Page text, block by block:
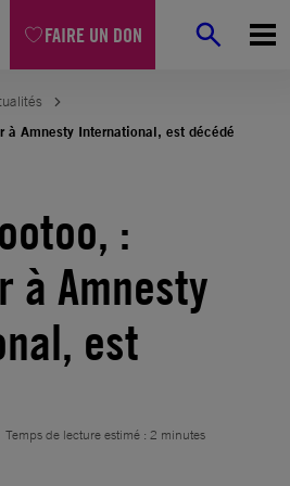
FAIRE UN DON
à Amnesty International, est décédé
:
à Amnesty
est
Temps de lecture estimé : 2 minutes